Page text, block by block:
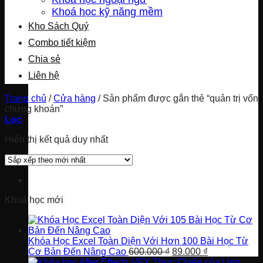
Khoá học kỹ năng mềm
Kho Sách Quý
Combo tiết kiệm
Chia sẻ
Liên hệ
Trang chủ / Cửa hàng /Sản phẩm được gắn thẻ “quản trị vốn
chứng khoán”
Lọc
Hiển thị kết quả duy nhất
Khoá học mới
Khóa Học Excel Toàn Diện Với Hơn 100 Bài Học Từ
Cơ Bản Đến Nâng Cao 600.000₫ Giá
89.000 ₫